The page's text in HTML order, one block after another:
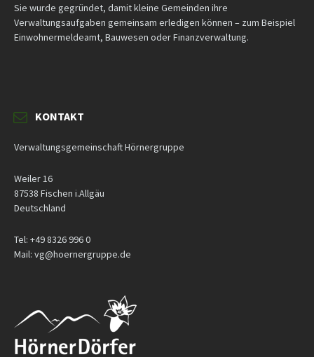
Sie wurde gegründet, damit kleine Gemeinden ihre
Verwaltungsaufgaben gemeinsam erledigen können – zum Beispiel
Einwohnermeldeamt, Bauwesen oder Finanzverwaltung.
KONTAKT
Verwaltungsgemeinschaft Hörnergruppe
Weiler 16
87538 Fischen i.Allgäu
Deutschland
Tel: +49 8326 996 0
Mail: vg@hoernergruppe.de